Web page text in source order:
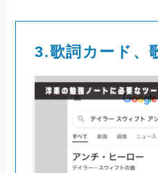
3.歌詞カード、